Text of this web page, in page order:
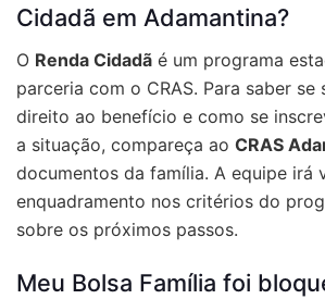
Cidadã em Adamantina?
O Renda Cidadã é um programa
parceria com o CRAS. Para saber se
direito ao benefício e como se
a situação, compareça ao CRAS
documentos da família. A equipe irá
enquadramento nos critérios do
sobre os próximos passos.
Meu Bolsa Família foi